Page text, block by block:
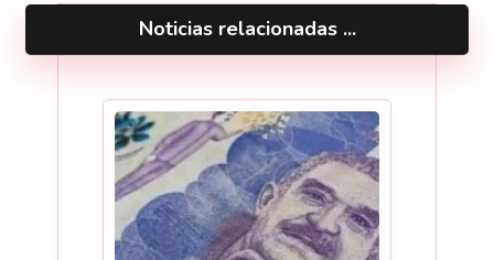
Noticias relacionadas ...